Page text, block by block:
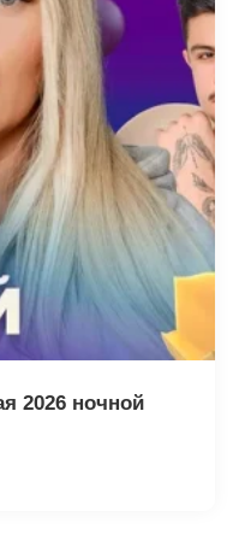
2026 ночной